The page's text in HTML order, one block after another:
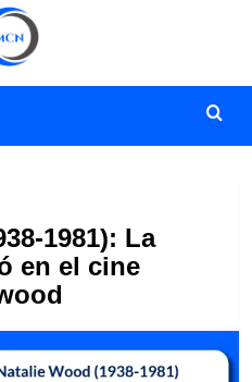
1981): La
en el cine